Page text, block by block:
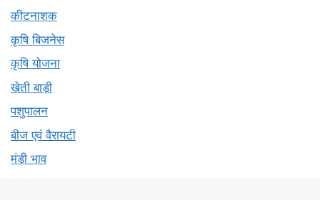
कीटनाशक
कृषि बिजनेस
कृषि योजना
खेती बाड़ी
पशुपालन
बीज एवं वैरायटी
मंडी भाव